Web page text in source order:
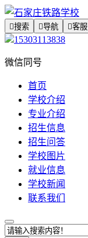
搜索 导航 客服
15303113838
微信同号
首页
学校介绍
专业介绍
招生信息
招生问答
学校图片
就业信息
学校新闻
联系我们